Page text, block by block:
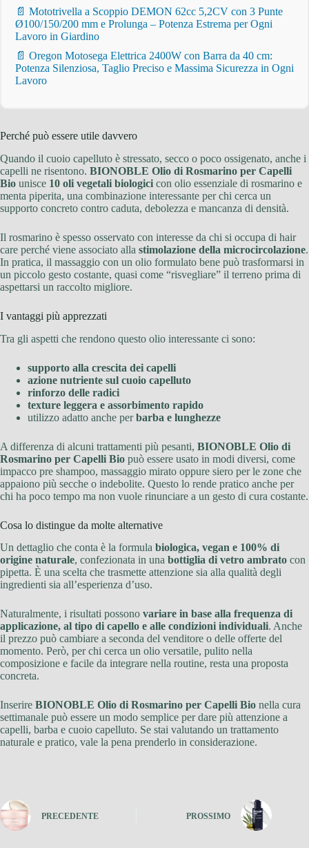
📄 Mototrivella a Scoppio DEMON 62cc 5,2CV con 3 Punte
Ø100/150/200 mm e Prolunga – Potenza Estrema per Ogni
Lavoro in Giardino
📄 Oregon Motosega Elettrica 2400W con Barra da 40 cm:
Potenza Silenziosa, Taglio Preciso e Massima Sicurezza in Ogni
Lavoro
Perché può essere utile davvero
Quando il cuoio capelluto è stressato, secco o poco ossigenato, anche i
capelli ne risentono. BIONOBLE Olio di Rosmarino per Capelli
Bio unisce 10 oli vegetali biologici con olio essenziale di rosmarino e
menta piperita, una combinazione interessante per chi cerca un
supporto concreto contro caduta, debolezza e mancanza di densità.
Il rosmarino è spesso osservato con interesse da chi si occupa di hair
care perché viene associato alla stimolazione della microcircolazione.
In pratica, il massaggio con un olio formulato bene può trasformarsi in
un piccolo gesto costante, quasi come “risvegliare” il terreno prima di
aspettarsi un raccolto migliore.
I vantaggi più apprezzati
Tra gli aspetti che rendono questo olio interessante ci sono:
supporto alla crescita dei capelli
azione nutriente sul cuoio capelluto
rinforzo delle radici
texture leggera e assorbimento rapido
utilizzo adatto anche perbarba e lunghezze
A differenza di alcuni trattamenti più pesanti, BIONOBLE Olio di
Rosmarino per Capelli Bio può essere usato in modi diversi, come
impacco pre shampoo, massaggio mirato oppure siero per le zone che
appaiono più secche o indebolite. Questo lo rende pratico anche per
chi ha poco tempo ma non vuole rinunciare a un gesto di cura costante.
Cosa lo distingue da molte alternative
Un dettaglio che conta è la formula biologica, vegan e 100% di
origine naturale, confezionata in una bottiglia di vetro ambrato con
pipetta. È una scelta che trasmette attenzione sia alla qualità degli
ingredienti sia all’esperienza d’uso.
Naturalmente, i risultati possono variare in base alla frequenza di
applicazione, al tipo di capello e alle condizioni individuali. Anche
il prezzo può cambiare a seconda del venditore o delle offerte del
momento. Però, per chi cerca un olio versatile, pulito nella
composizione e facile da integrare nella routine, resta una proposta
concreta.
Inserire BIONOBLE Olio di Rosmarino per Capelli Bio nella cura
settimanale può essere un modo semplice per dare più attenzione a
capelli, barba e cuoio capelluto. Se stai valutando un trattamento
naturale e pratico, vale la pena prenderlo in considerazione.
PRECEDENTE PROSSIMO